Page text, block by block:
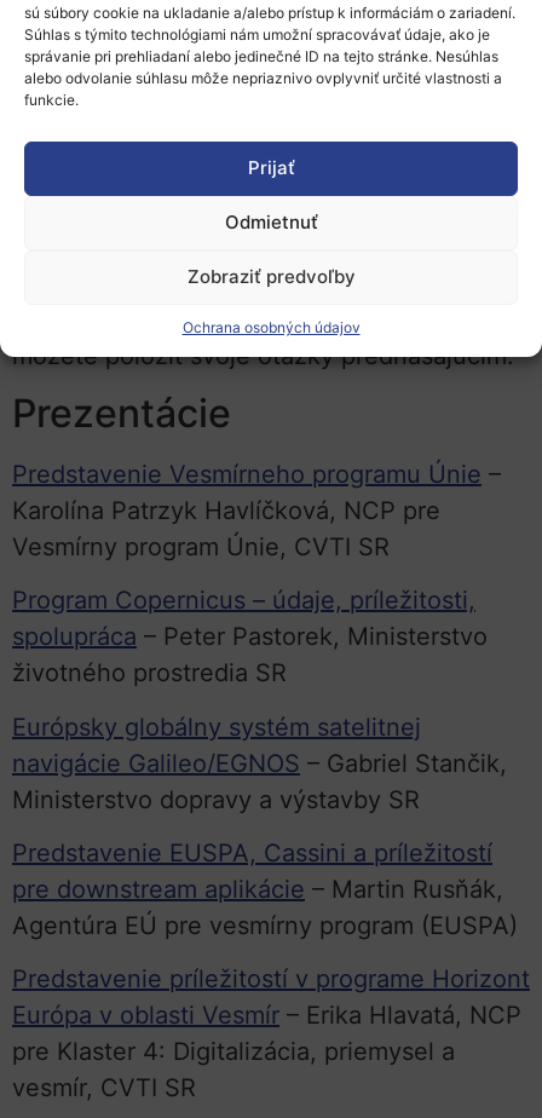
sú súbory cookie na ukladanie a/alebo prístup k informáciám o zariadení.
Súhlas s týmito technológiami nám umožní spracovávať údaje, ako je
správanie pri prehliadaní alebo jedinečné ID na tejto stránke. Nesúhlas
alebo odvolanie súhlasu môže nepriaznivo ovplyvniť určité vlastnosti a
funkcie.
Prijať
Odmietnuť
Zobraziť predvoľby
Ochrana osobných údajov
vesmírnej kancelárie (SARIO). Zaujímavým
vstupom bude ajpanelová diskusia
s úspešnými účastníkmi
európskych programoch – Horizont Európa
a Vesmírny program Únie.
sa vopred registrujte
formulári pod textom. Počas registrácie
môžete položiť svoje otázky prednášajúcim.
Prezentácie
Predstavenie Vesmírneho programu Únie –
Karolína Patrzyk Havlíčková, NCP pre
Vesmírny program Únie, CVTI SR
Program Copernicus – údaje, príležitosti,
spolupráca – Peter Pastorek, Ministerstvo
životného prostredia SR
Európsky globálny systém satelitnej
navigácie Galileo/EGNOS – Gabriel Stančik,
Ministerstvo dopravy a výstavby SR
Predstavenie EUSPA, Cassini a príležitostí
pre downstream aplikácie – Martin Rusňák,
Agentúra EÚ pre vesmírny program (EUSPA)
Predstavenie príležitostí v programe Horizont
Európa v oblasti Vesmír – Erika Hlavatá, NCP
pre Klaster 4: Digitalizácia, priemysel a
vesmír, CVTI SR